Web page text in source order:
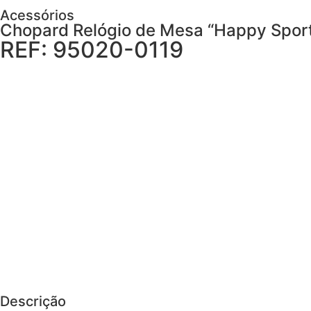
Acessórios
Chopard Relógio de Mesa “Happy
REF: 95020-0119
Descrição